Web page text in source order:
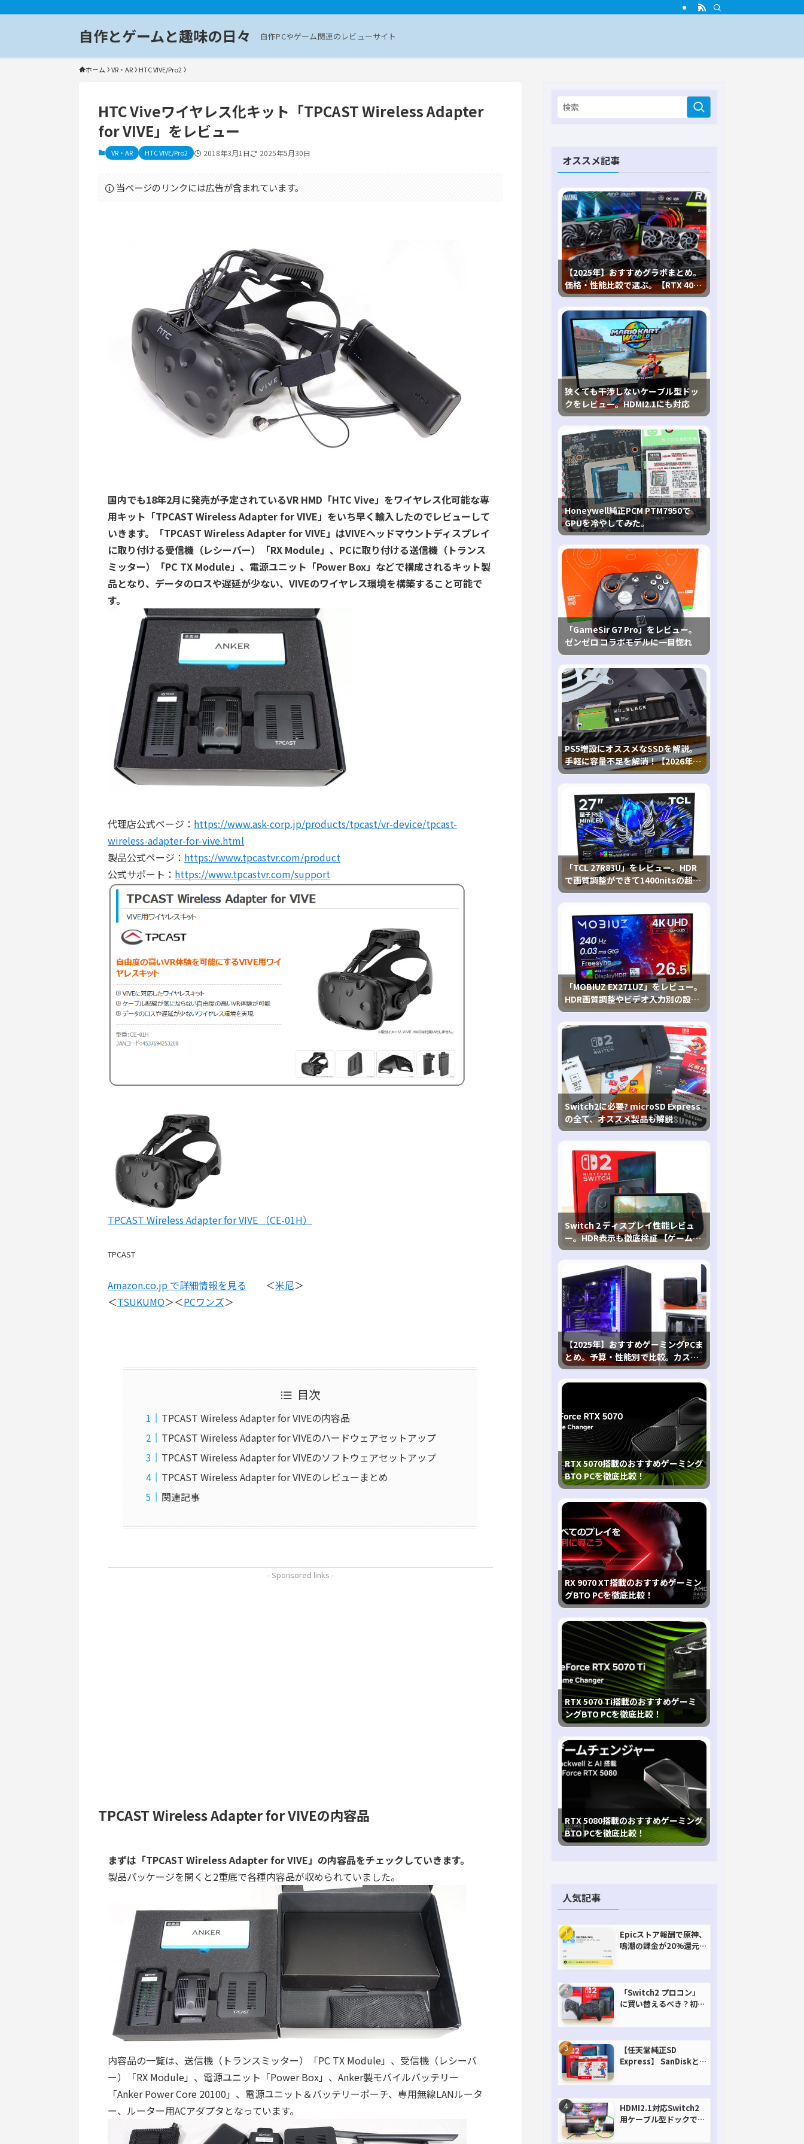
自作とゲームと趣味の日々 自作PCやゲーム関連のレビューサイト
ホーム VR・AR HTC VIVE/Pro2
HTC Viveワイヤレス化キット「TPCAST Wireless Adapter
for VIVE」をレビュー
VR・AR HTC VIVE/Pro2 2018年3月1日 2025年5月30日
当ページのリンクには広告が含まれています。
国内でも18年2月に発売が予定されているVR HMD「HTC Vive」をワイヤレス化可能な専
用キット「TPCAST Wireless Adapter for VIVE」をいち早く輸入したのでレビューして
いきます。「TPCAST Wireless Adapter for VIVE」はVIVEヘッドマウントディスプレイ
に取り付ける受信機（レシーバー）「RX Module」、PCに取り付ける送信機（トランス
ミッター）「PC TX Module」、電源ユニット「Power Box」などで構成されるキット製
品となり、データのロスや遅延が少ない、VIVEのワイヤレス環境を構築すること可能で
す。
代理店公式ページ： https://www.ask-corp.jp/products/tpcast/vr-device/tpcast-
wireless-adapter-for-vive.html
製品公式ページ： https://www.tpcastvr.com/product
公式サポート： https://www.tpcastvr.com/support
TPCAST Wireless Adapter for VIVE （CE-01H）
TPCAST
Amazon.co.jp で詳細情報を見る ＜米尼＞
＜TSUKUMO＞＜PCワンズ＞
目次
TPCAST Wireless Adapter for VIVEの内容品
TPCAST Wireless Adapter for VIVEのハードウェアセットアップ
TPCAST Wireless Adapter for VIVEのソフトウェアセットアップ
TPCAST Wireless Adapter for VIVEのレビューまとめ
関連記事
- Sponsored links -
TPCAST Wireless Adapter for VIVEの内容品
まずは「TPCAST Wireless Adapter for VIVE」の内容品をチェックしていきます。
製品パッケージを開くと2重底で各種内容品が収められていました。
内容品の一覧は、送信機（トランスミッター）「PC TX Module」、受信機（レシーバ
ー）「RX Module」、電源ユニット「Power Box」、Anker製モバイルバッテリー
「Anker Power Core 20100」、電源ユニット＆バッテリーポーチ、専用無線LANルータ
ー、ルーター用ACアダプタとなっています。
オススメ記事
【2025年】おすすめグラボまとめ。
価格・性能比較で選ぶ。【RTX 40,
RX 7000各種に対応】
狭くても干渉しないケーブル型ドッ
クをレビュー。HDMI2.1にも対応
Honeywell純正PCM PTM7950で
GPUを冷やしてみた。
「GameSir G7 Pro」をレビュー。
ゼンゼロ コラボモデルに一目惚れ
PS5増設にオススメなSSDを解説。
手軽に容量不足を解消！【2026年最
新、PS5 Proにも対応】
「TCL 27R83U」をレビュー。HDR
で画質調整ができて1400nitsの超高
輝度も発揮！
「MOBIUZ EX271UZ」をレビュー。
HDR画質調整やビデオ入力別の設定
が可能な4K有機ELゲーミングモニタ
を徹底検証
Switch2に必要? microSD Express
の全て、オススメ製品も解説
Switch 2 ディスプレイ性能レビュ
ー。HDR表示も徹底検証 【ゲームに
おけるHDRの未来を切り開く1台！】
【2025年】おすすめゲーミングPCま
とめ。予算・性能別で比較。カスタ
マイズ指南も
RTX 5070搭載のおすすめゲーミング
BTO PCを徹底比較！
RX 9070 XT搭載のおすすめゲーミン
グBTO PCを徹底比較！
RTX 5070 Ti搭載のおすすめゲーミ
ングBTO PCを徹底比較！
RTX 5080搭載のおすすめゲーミング
BTO PCを徹底比較！
人気記事
Epicストア報酬で原神、
鳴潮の課金が20%還元
「Switch2 プロコン」
に買い替えるべき？初代
【任天堂純正SD
Express】 SanDiskと
HDMI2.1対応Switch2
用ケーブル型ドックで省